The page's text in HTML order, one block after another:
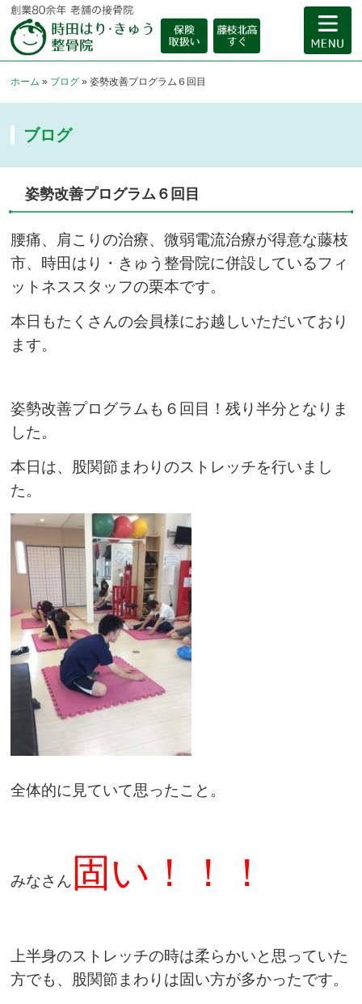
ホーム » ブログ »姿勢改善プログラム６回目
ブログ
姿勢改善プログラム６回目
腰痛、肩こりの治療、微弱電流治療が得意な藤枝
市、時田はり・きゅう整骨院に併設しているフィ
ットネススタッフの栗本です。
本日もたくさんの会員様にお越しいただいており
ます。
姿勢改善プログラムも６回目！残り半分となりま
した。
本日は、股関節まわりのストレッチを行いまし
た。
全体的に見ていて思ったこと。
みなさん 固い！！！
上半身のストレッチの時は柔らかいと思っていた
方でも、股関節まわりは固い方が多かったです。